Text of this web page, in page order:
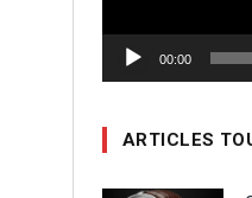
00:00
ARTICLES